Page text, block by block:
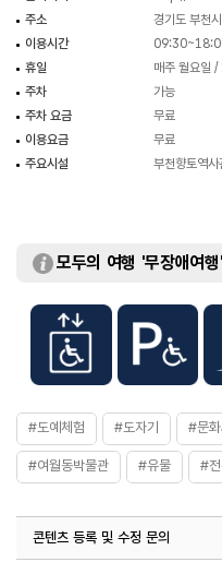
주소
경기도 부천
이용시간
휴일
매주 월요일
주차
가능
주차 요금
무료
이용요금
무료
주요시설
부천향토역
모두의 여행 '무장애여행'
#도예체험 #도자기 #문
#여월동박물관 #유물 #
콘텐츠 등록 및 수정 문의